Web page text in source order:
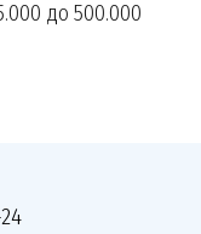
до 500.000